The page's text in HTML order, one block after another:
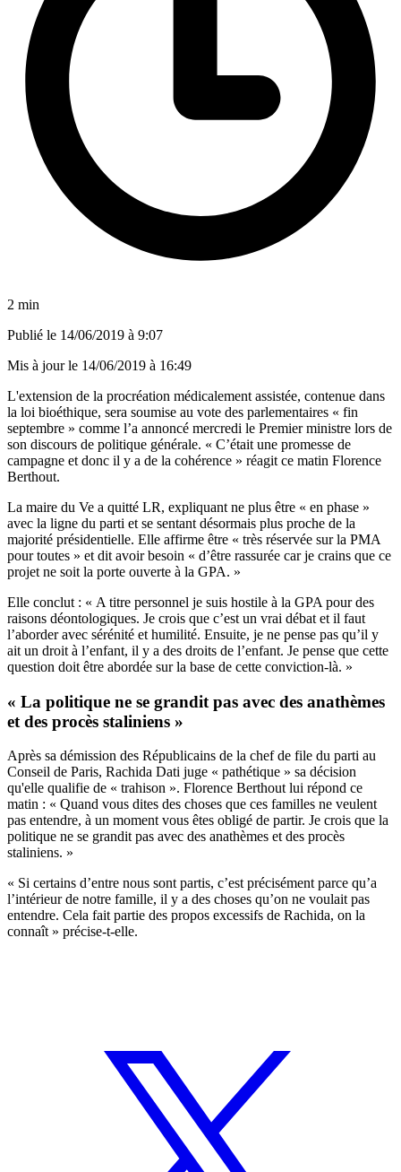
2 min
Publié le 14/06/2019 à 9:07
Mis à jour le 14/06/2019 à 16:49
L'extension de la procréation médicalement assistée, contenue dans
la loi bioéthique, sera soumise au vote des parlementaires « fin
septembre » comme l’a annoncé mercredi le Premier ministre lors de
son discours de politique générale. « C’était une promesse de
campagne et donc il y a de la cohérence » réagit ce matin Florence
Berthout.
La maire du Ve a quitté LR, expliquant ne plus être « en phase »
avec la ligne du parti et se sentant désormais plus proche de la
majorité présidentielle. Elle affirme être « très réservée sur la PMA
pour toutes » et dit avoir besoin « d’être rassurée car je crains que ce
projet ne soit la porte ouverte à la GPA. »
Elle conclut : « A titre personnel je suis hostile à la GPA pour des
raisons déontologiques. Je crois que c’est un vrai débat et il faut
l’aborder avec sérénité et humilité. Ensuite, je ne pense pas qu’il y
ait un droit à l’enfant, il y a des droits de l’enfant. Je pense que cette
question doit être abordée sur la base de cette conviction-là. »
« La politique ne se grandit pas avec des anathèmes
et des procès staliniens »
Après sa démission des Républicains de la chef de file du parti au
Conseil de Paris, Rachida Dati juge « pathétique » sa décision
qu'elle qualifie de « trahison ». Florence Berthout lui répond ce
matin : « Quand vous dites des choses que ces familles ne veulent
pas entendre, à un moment vous êtes obligé de partir. Je crois que la
politique ne se grandit pas avec des anathèmes et des procès
staliniens. »
« Si certains d’entre nous sont partis, c’est précisément parce qu’a
l’intérieur de notre famille, il y a des choses qu’on ne voulait pas
entendre. Cela fait partie des propos excessifs de Rachida, on la
connaît » précise-t-elle.